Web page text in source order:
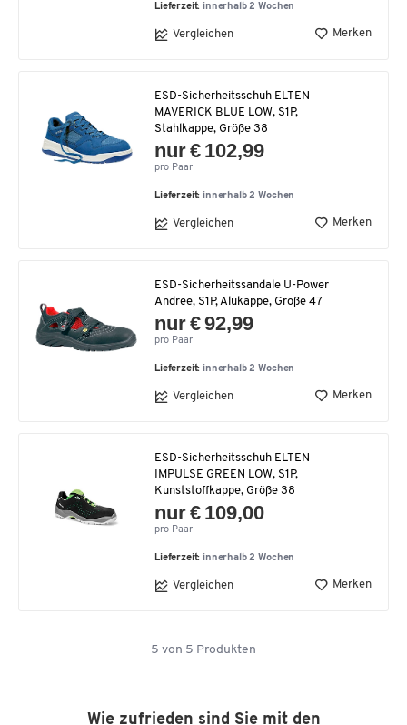
Lieferzeit: innerhalb 2 Wochen
Vergleichen Merken
ESD-Sicherheitsschuh ELTEN
MAVERICK BLUE LOW, S1P,
Stahlkappe, Größe 38
nur € 102,99
pro Paar
Lieferzeit: innerhalb 2 Wochen
Vergleichen Merken
ESD-Sicherheitssandale U-Power
Andree, S1P, Alukappe, Größe 47
nur € 92,99
pro Paar
Lieferzeit: innerhalb 2 Wochen
Vergleichen Merken
ESD-Sicherheitsschuh ELTEN
IMPULSE GREEN LOW, S1P,
Kunststoffkappe, Größe 38
nur € 109,00
pro Paar
Lieferzeit: innerhalb 2 Wochen
Vergleichen Merken
5 von 5 Produkten
Wie zufrieden sind Sie mit den